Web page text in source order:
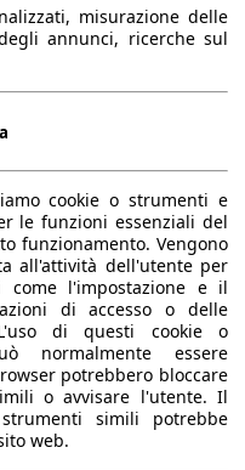
mm
mm
mm
kg
- 1354 l
misurazione delle
annunci, ricerche sul
cookie o strumenti e
le funzioni essenziali del
funzionamento. Vengono
all'attività dell'utente per
l'impostazione e il
di accesso o delle
di questi cookie o
normalmente essere
potrebbero bloccare
o avvisare l'utente. Il
simili potrebbe
web.